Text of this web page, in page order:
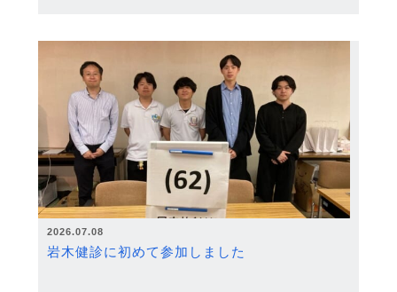
2026.07.08
岩木健診に初めて参加しました